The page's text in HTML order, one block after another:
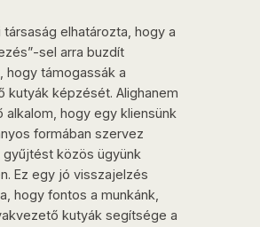
társaság elhatározta, hogy a
sel arra buzdít
hogy támogassák a
kutyák képzését. Alighanem
alkalom, hogy egy kliensünk
formában szervez
közös ügyünk
Ez egy jó visszajelzés
hogy fontos a munkánk,
kutyák segítsége a